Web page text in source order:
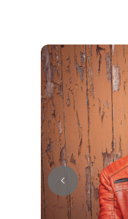
Stefan
Gesang / Vocal